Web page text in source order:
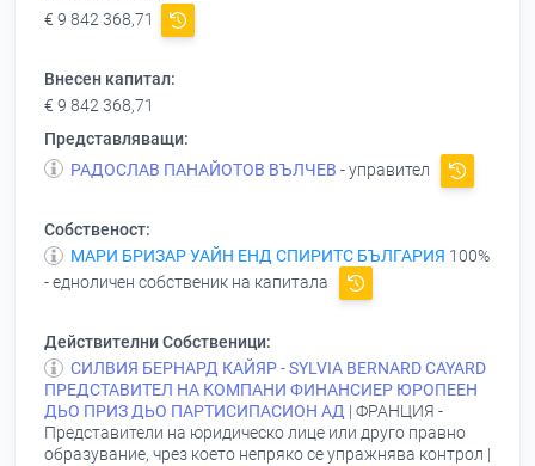
€ 9 842 368,71
Внесен капитал:
€ 9 842 368,71
Представляващи:
РАДОСЛАВ ПАНАЙОТОВ ВЪЛЧЕВ - управител
Собственост:
МАРИ БРИЗАР УАЙН ЕНД СПИРИТС БЪЛГАРИЯ 100%
- едноличен собственик на капитала
Действителни Собственици:
СИЛВИЯ БЕРНАРД КАЙЯР - SYLVIA ВERNARD СAYARD
ПРЕДСТАВИТЕЛ НА КОМПАНИ ФИНАНСИЕР ЮРОПЕЕН
ДЬО ПРИЗ ДЬО ПАРТИСИПАСИОН АД | ФРАНЦИЯ -
Представители на юридическо лице или друго правно
образувание, чрез което непряко се упражнява контрол |